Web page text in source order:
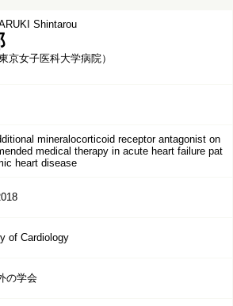
Shintarou
京女子医科大学病院）
mineralocorticoid receptor antagonist on
medical therapy in acute heart failure pat
heart disease
of Cardiology
の学会